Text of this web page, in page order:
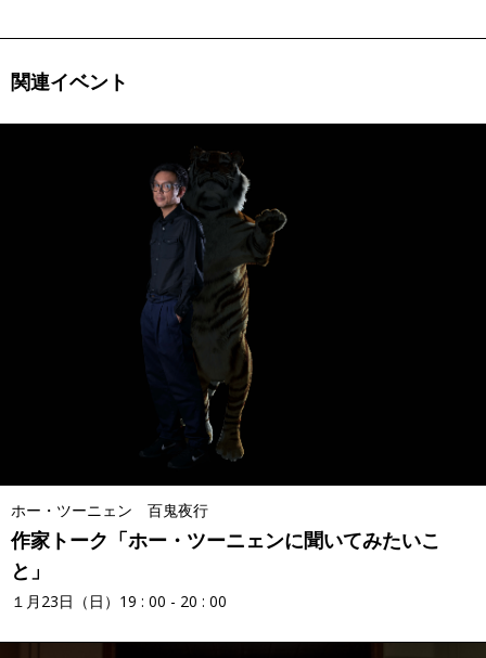
関連イベント
ホー・ツーニェン 百鬼夜行
作家トーク「ホー・ツーニェンに聞いてみたいこ
と」
１月23日（日）19 : 00 - 20 : 00